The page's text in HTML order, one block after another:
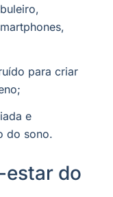
para criar
e
do sono.
estar do